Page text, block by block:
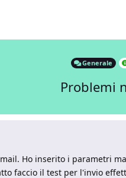
Generale
Problemi
Ho inserito i parametri
faccio il test per l'invio